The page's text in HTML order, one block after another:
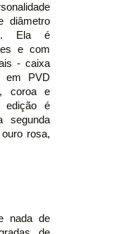
diâmetro
Ela é
e com
- caixa
em PVD
coroa e
edição é
segunda
rosa,
nada de